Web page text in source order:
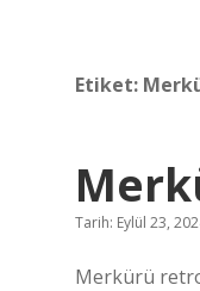
Etiket:
Tarih: Eylül 23,
Merkürü retro